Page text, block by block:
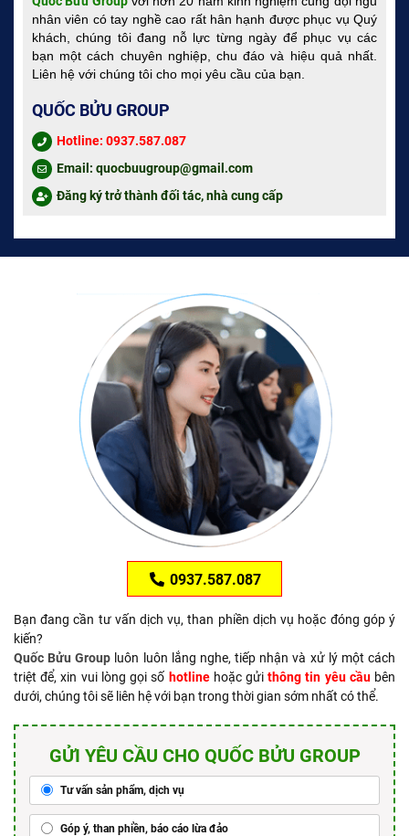
nhân viên có tay nghề cao rất hân hạnh được phục vụ Quý
khách, chúng tôi đang nỗ lực từng ngày để phục vụ các
bạn một cách chuyên nghiệp, chu đáo và hiệu quả nhất.
Liên hệ với chúng tôi cho mọi yêu cầu của bạn.
QUỐC BỬU GROUP
Hotline: 0937.587.087
Email: quocbuugroup@gmail.com
Đăng ký trở thành đối tác, nhà cung cấp
0937.587.087
Bạn đang cần tư vấn dịch vụ, than phiền dịch vụ hoặc đóng góp ý
kiến?
Quốc Bửu Group luôn luôn lắng nghe, tiếp nhận và xử lý một cách
triệt để, xin vui lòng gọi số hotlinehoặc gửithông tin yêu cầubên
dưới, chúng tôi sẽ liên hệ với bạn trong thời gian sớm nhất có thể.
GỬI YÊU CẦU CHO QUỐC BỬU GROUP
Tư vấn sản phẩm, dịch vụ
Góp ý, than phiền, báo cáo lừa đảo